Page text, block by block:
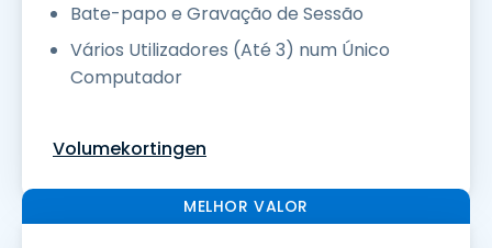
Bate-papo e Gravação de Sessão
Vários Utilizadores (Até 3) num Único
Computador
Volumekortingen
MELHOR VALOR